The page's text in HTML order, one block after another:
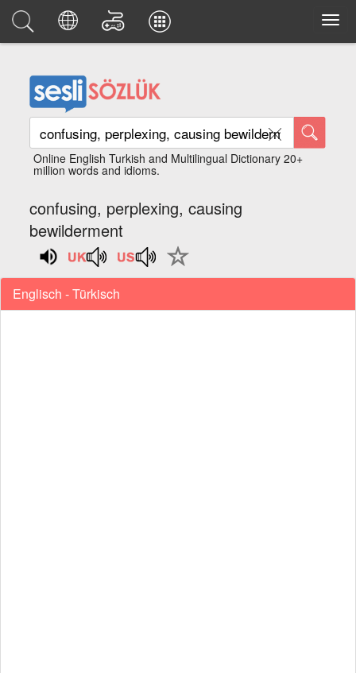
Online English Turkish and Multilingual Dictionary 20+
million words and idioms.
confusing, perplexing, causing
bewilderment
Englisch - Türkisch